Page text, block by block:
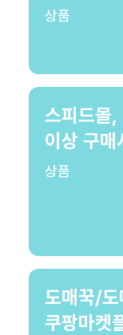
상품
스피드몰
이상 구매
상품
도매꾹/
쿠팡마켓